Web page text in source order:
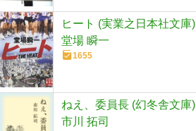
ヒート (実業之日本社文庫)
堂場 瞬一
1655
ねえ、委員長 (幻冬舎文庫)
市川 拓司